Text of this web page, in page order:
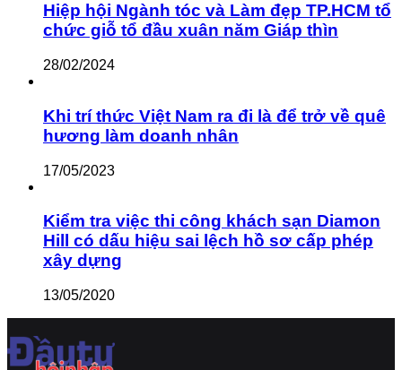
Hiệp hội Ngành tóc và Làm đẹp TP.HCM tổ
chức giỗ tổ đầu xuân năm Giáp thìn
28/02/2024
Khi trí thức Việt Nam ra đi là để trở về quê
hương làm doanh nhân
17/05/2023
Kiểm tra việc thi công khách sạn Diamon
Hill có dấu hiệu sai lệch hồ sơ cấp phép
xây dựng
13/05/2020